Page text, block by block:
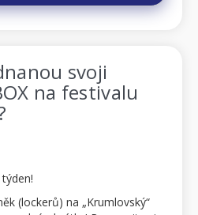
svoji
na festivalu
(lockerů) na „Krumlovský“